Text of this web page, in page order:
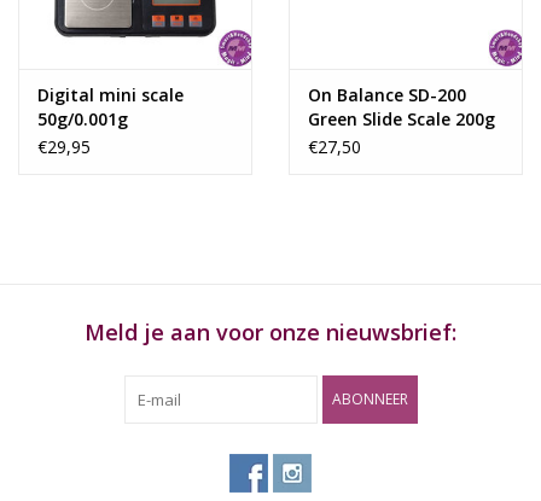
Digital mini scale
50g/0.001g
€29,95
On Balance SD-200
Green Slide Scale 200g
x 0,01
€27,50
Meld je aan voor onze nieuwsbrief:
ABONNEER